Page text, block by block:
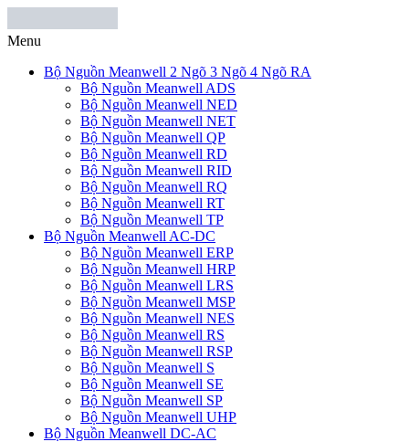
Menu
Bộ Nguồn Meanwell 2 Ngõ 3 Ngõ 4 Ngõ RA
Bộ Nguồn Meanwell ADS
Bộ Nguồn Meanwell NED
Bộ Nguồn Meanwell NET
Bộ Nguồn Meanwell QP
Bộ Nguồn Meanwell RD
Bộ Nguồn Meanwell RID
Bộ Nguồn Meanwell RQ
Bộ Nguồn Meanwell RT
Bộ Nguồn Meanwell TP
Bộ Nguồn Meanwell AC-DC
Bộ Nguồn Meanwell ERP
Bộ Nguồn Meanwell HRP
Bộ Nguồn Meanwell LRS
Bộ Nguồn Meanwell MSP
Bộ Nguồn Meanwell NES
Bộ Nguồn Meanwell RS
Bộ Nguồn Meanwell RSP
Bộ Nguồn Meanwell S
Bộ Nguồn Meanwell SE
Bộ Nguồn Meanwell SP
Bộ Nguồn Meanwell UHP
Bộ Nguồn Meanwell DC-AC